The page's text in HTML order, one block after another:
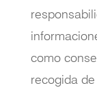
como
recogida